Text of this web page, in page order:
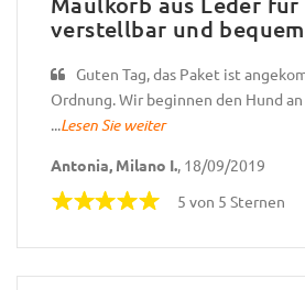
verstellbar und bequem
Guten Tag, das Paket ist
Ordnung. Wir beginnen den Hund
...Lesen Sie weiter
Antonia, Milano I., 18/09/2019
5 von 5 Sternen